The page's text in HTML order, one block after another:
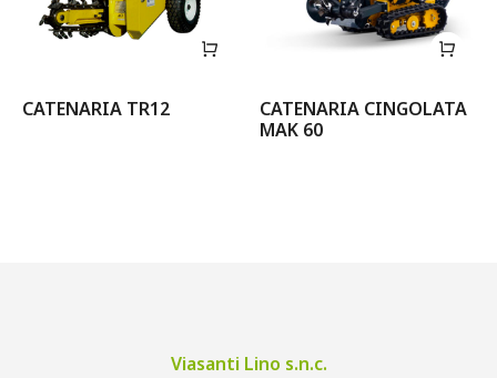
CATENARIA TR12
CATENARIA CINGOLATA
MAK 60
Viasanti Lino s.n.c.